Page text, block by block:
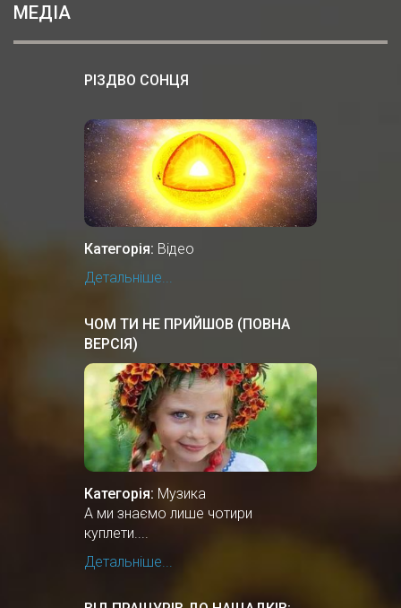
МЕДІА
РІЗДВО СОНЦЯ
Категорія: Відео
Детальніше...
ЧОМ ТИ НЕ ПРИЙШОВ (ПОВНА
ВЕРСІЯ)
Категорія: Музика
А ми знаємо лише чотири
куплети....
Детальніше...